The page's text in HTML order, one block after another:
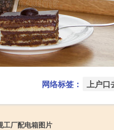
网络标签： 上户
工厂配电箱图片